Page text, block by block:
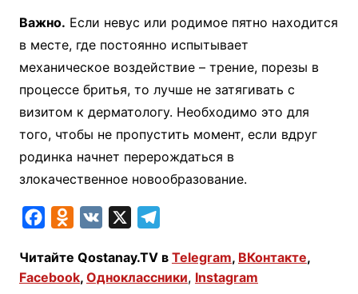
Важно. Если невус или родимое пятно находится
в месте, где постоянно испытывает
механическое воздействие – трение, порезы в
процессе бритья, то лучше не затягивать с
визитом к дерматологу. Необходимо это для
того, чтобы не пропустить момент, если вдруг
родинка начнет перерождаться в
злокачественное новообразование.
c
e
n
o
l
e
Читайте Qostanay.TV в Telegram, ВКонтакте,
Facebook, Одноклассники, Instagram